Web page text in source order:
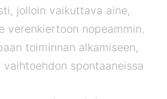
jolloin vaikuttava aine,
verenkiertoon nopeammin.
toiminnan alkamiseen,
spontaaneissa